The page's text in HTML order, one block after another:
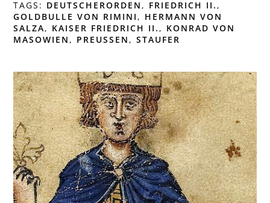
TAGS: DEUTSCHERORDEN , FRIEDRICH II. ,
GOLDBULLE VON RIMINI , HERMANN VON
SALZA, KAISER FRIEDRICH II. , KONRAD VON
MASOWIEN , PREUSSEN ,STAUFER